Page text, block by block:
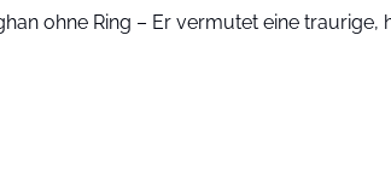
ohne Ring – Er vermutet eine traurige,